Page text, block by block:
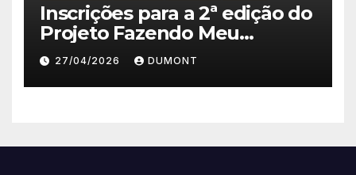
Inscrições para a 2ª edição do
Projeto Fazendo Meu
Primeiro Filme em Nova
Iguaçu
27/04/2026 DUMONT